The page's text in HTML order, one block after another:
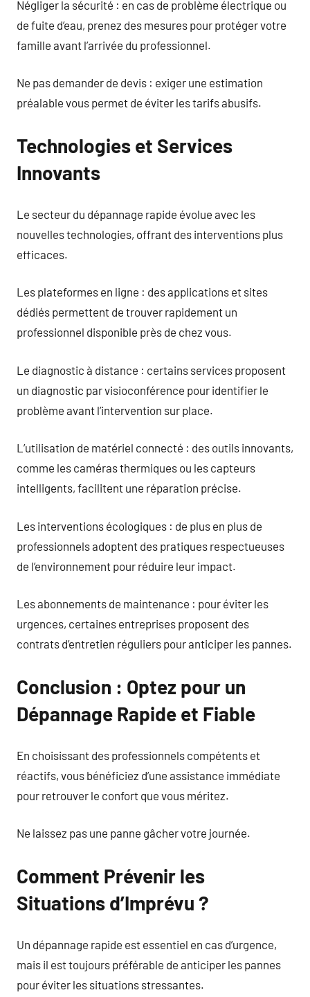
Négliger la sécurité : en cas de problème électrique ou
de fuite d’eau, prenez des mesures pour protéger votre
famille avant l’arrivée du professionnel.
Ne pas demander de devis : exiger une estimation
préalable vous permet de éviter les tarifs abusifs.
Technologies et Services
Innovants
Le secteur du dépannage rapide évolue avec les
nouvelles technologies, offrant des interventions plus
efficaces.
Les plateformes en ligne : des applications et sites
dédiés permettent de trouver rapidement un
professionnel disponible près de chez vous.
Le diagnostic à distance : certains services proposent
un diagnostic par visioconférence pour identifier le
problème avant l’intervention sur place.
L’utilisation de matériel connecté : des outils innovants,
comme les caméras thermiques ou les capteurs
intelligents, facilitent une réparation précise.
Les interventions écologiques : de plus en plus de
professionnels adoptent des pratiques respectueuses
de l’environnement pour réduire leur impact.
Les abonnements de maintenance : pour éviter les
urgences, certaines entreprises proposent des
contrats d’entretien réguliers pour anticiper les pannes.
Conclusion : Optez pour un
Dépannage Rapide et Fiable
En choisissant des professionnels compétents et
réactifs, vous bénéficiez d’une assistance immédiate
pour retrouver le confort que vous méritez.
Ne laissez pas une panne gâcher votre journée.
Comment Prévenir les
Situations d’Imprévu ?
Un dépannage rapide est essentiel en cas d’urgence,
mais il est toujours préférable de anticiper les pannes
pour éviter les situations stressantes.